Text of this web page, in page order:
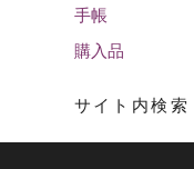
手帳
購入品
サイト内検索